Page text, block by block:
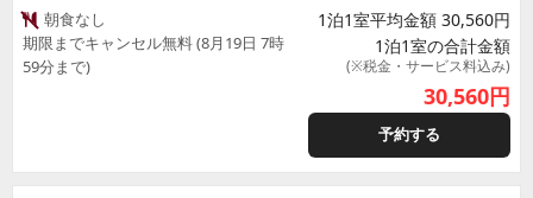
朝食なし
期限までキャンセル無料 (8月19日 7時
59分まで)
1泊1室平均金額 30,560円
1泊1室の合計金額
(※税金・サービス料込み)
30,560円
予約する